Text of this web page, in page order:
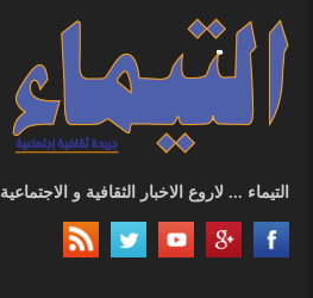
التيماء ... لاروع الاخبار الثقافية و الاجتماعية